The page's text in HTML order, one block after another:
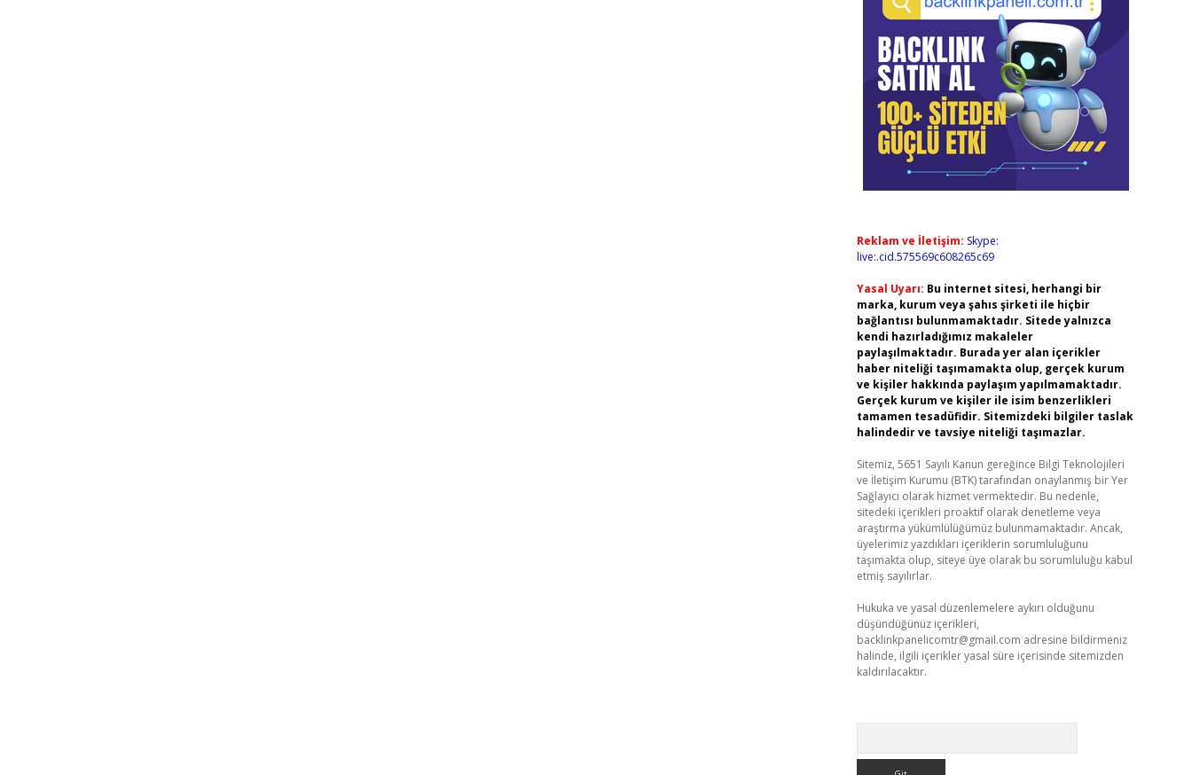
Reklam ve İletişim: Skype:
live:.cid.575569c608265c69
Yasal Uyarı: Bu internet sitesi, herhangi bir
marka, kurum veya şahıs şirketi ile hiçbir
bağlantısı bulunmamaktadır. Sitede yalnızca
kendi hazırladığımız makaleler
paylaşılmaktadır. Burada yer alan içerikler
haber niteliği taşımamakta olup, gerçek kurum
ve kişiler hakkında paylaşım yapılmamaktadır.
Gerçek kurum ve kişiler ile isim benzerlikleri
tamamen tesadüfidir. Sitemizdeki bilgiler taslak
halindedir ve tavsiye niteliği taşımazlar.
Sitemiz, 5651 Sayılı Kanun gereğince Bilgi Teknolojileri
ve İletişim Kurumu (BTK) tarafından onaylanmış bir Yer
Sağlayıcı olarak hizmet vermektedir. Bu nedenle,
sitedeki içerikleri proaktif olarak denetleme veya
araştırma yükümlülüğümüz bulunmamaktadır. Ancak,
üyelerimiz yazdıkları içeriklerin sorumluluğunu
taşımakta olup, siteye üye olarak bu sorumluluğu kabul
etmiş sayılırlar.
Hukuka ve yasal düzenlemelere aykırı olduğunu
düşündüğünüz içerikleri,
backlinkpanelicomtr@gmail.com adresine bildirmeniz
halinde, ilgili içerikler yasal süre içerisinde sitemizden
kaldırılacaktır.